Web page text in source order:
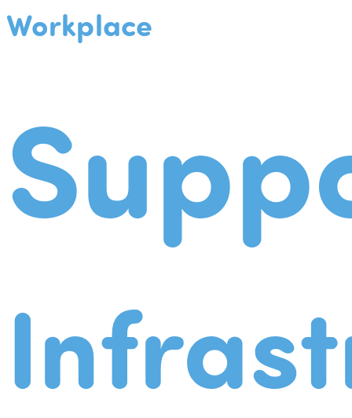
Workplace